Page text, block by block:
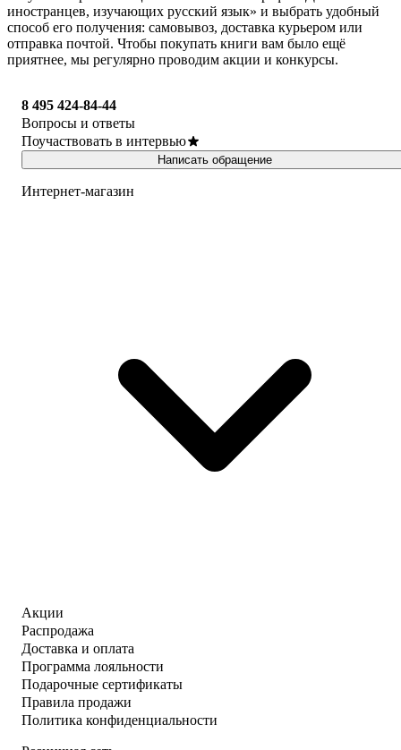
иностранцев, изучающих русский язык» и выбрать удобный
способ его получения: самовывоз, доставка курьером или
отправка почтой. Чтобы покупать книги вам было ещё
приятнее, мы регулярно проводим акции и конкурсы.
8 495 424-84-44
Вопросы и ответы
Поучаствовать в интервью
Написать обращение
Интернет-магазин
Акции
Распродажа
Доставка и оплата
Программа лояльности
Подарочные сертификаты
Правила продажи
Политика конфиденциальности